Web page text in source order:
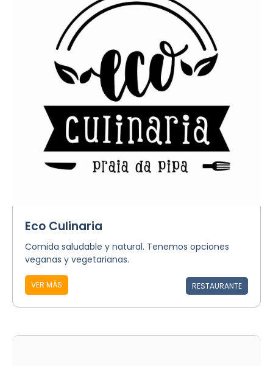
Eco Culinaria
Comida saludable y natural. Tenemos opciones
veganas y vegetarianas.
VER MÁS RESTAURANTE